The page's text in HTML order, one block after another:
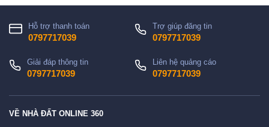
Hỗ trợ thanh toán
0797717039
Trợ giúp đăng tin
0797717039
Giải đáp thông tin
0797717039
Liên hệ quảng cáo
0797717039
VỀ NHÀ ĐẤT ONLINE 360